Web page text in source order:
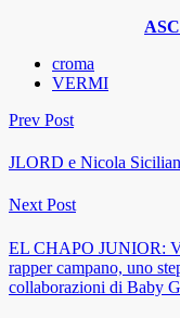
croma
VERMI
Prev Post
JLORD e Nicola
Next Post
EL CHAPO JUNIOR:
rapper campano, uno
collaborazioni di Baby